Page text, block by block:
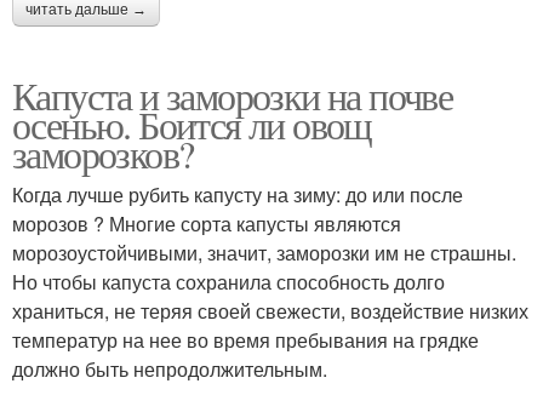
читать дальше →
Капуста и заморозки на почве
осенью. Боится ли овощ
заморозков?
Когда лучше рубить капусту на зиму: до или после
морозов ? Многие сорта капусты являются
морозоустойчивыми, значит, заморозки им не страшны.
Но чтобы капуста сохранила способность долго
храниться, не теряя своей свежести, воздействие низких
температур на нее во время пребывания на грядке
должно быть непродолжительным.